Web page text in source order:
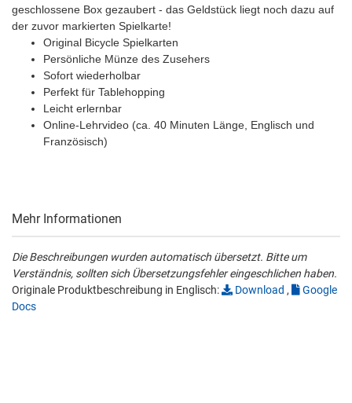
geschlossene Box gezaubert - das Geldstück liegt noch dazu auf
der zuvor markierten Spielkarte!
Original Bicycle Spielkarten
Persönliche Münze des Zusehers
Sofort wiederholbar
Perfekt für Tablehopping
Leicht erlernbar
Online-Lehrvideo (ca. 40 Minuten Länge, Englisch und
Französisch)
Mehr Informationen
Die Beschreibungen wurden automatisch übersetzt. Bitte um
Verständnis, sollten sich Übersetzungsfehler eingeschlichen haben.
Originale Produktbeschreibung in Englisch:
Download ,
Google
Docs